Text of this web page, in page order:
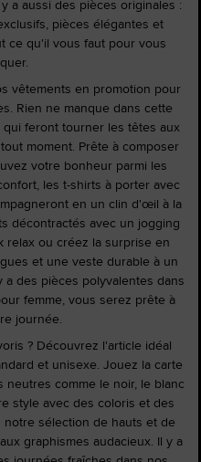
a aussi des pièces originales :
pièces élégantes et
ce qu'il vous faut pour vous
vêtements en promotion pour
Rien ne manque dans cette
feront tourner les têtes aux
moment. Prête à composer
votre bonheur parmi les
les t-shirts à porter avec
en un clin d'œil à la
décontractés avec un jogging
relax ou créez la surprise en
et une veste durable à un
a des pièces polyvalentes dans
femme, vous serez prête à
journée.
? Découvrez l'article idéal
et unisexe. Jouez la carte
comme le noir, le blanc
style avec des coloris et des
notre sélection de hauts et de
graphismes audacieux. Il y a